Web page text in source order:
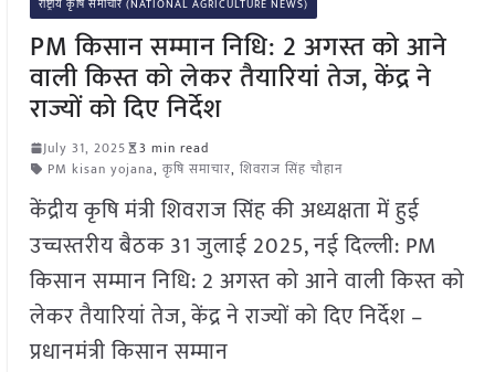
राष्ट्रीय कृषि समाचार (NATIONAL AGRICULTURE NEWS)
PM किसान सम्मान निधि: 2 अगस्त को आने
वाली किस्त को लेकर तैयारियां तेज, केंद्र ने
राज्यों को दिए निर्देश
July 31, 2025
3 min read
PM kisan yojana, कृषि समाचार, शिवराज सिंह चौहान
केंद्रीय कृषि मंत्री शिवराज सिंह की अध्यक्षता में हुई
उच्चस्तरीय बैठक 31 जुलाई 2025, नई दिल्ली: PM
किसान सम्मान निधि: 2 अगस्त को आने वाली किस्त को
लेकर तैयारियां तेज, केंद्र ने राज्यों को दिए निर्देश –
प्रधानमंत्री किसान सम्मान